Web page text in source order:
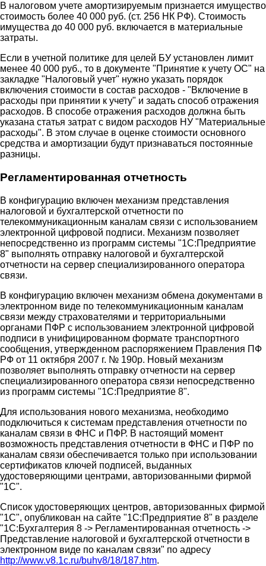
В налоговом учете амортизируемым признается имущество
стоимость более 40 000 руб. (ст. 256 НК РФ). Стоимость
имущества до 40 000 руб. включается в материальные
затраты.
Если в учетной политике для целей БУ установлен лимит
менее 40 000 руб., то в документе "Принятие к учету ОС" на
закладке "Налоговый учет" нужно указать порядок
включения стоимости в состав расходов - "Включение в
расходы при принятии к учету" и задать способ отражения
расходов. В способе отражения расходов должна быть
указана статья затрат с видом расходов НУ "Материальные
расходы". В этом случае в оценке стоимости основного
средства и амортизации будут признаваться постоянные
разницы.
Регламентированная отчетность
В конфигурацию включен механизм представления
налоговой и бухгалтерской отчетности по
телекоммуникационным каналам связи с использованием
электронной цифровой подписи. Механизм позволяет
непосредственно из программ системы "1С:Предприятие
8" выполнять отправку налоговой и бухгалтерской
отчетности на сервер специализированного оператора
связи.
В конфигурацию включен механизм обмена документами в
электронном виде по телекоммуникационным каналам
связи между страхователями и территориальными
органами ПФР с использованием электронной цифровой
подписи в унифицированном формате транспортного
сообщения, утвержденном распоряжением Правления ПФ
РФ от 11 октября 2007 г. № 190р. Новый механизм
позволяет выполнять отправку отчетности на сервер
специализированного оператора связи непосредственно
из программ системы "1С:Предприятие 8".
Для использования нового механизма, необходимо
подключиться к системам представления отчетности по
каналам связи в ФНС и ПФР. В настоящий момент
возможность представления отчетности в ФНС и ПФР по
каналам связи обеспечивается только при использовании
сертификатов ключей подписей, выданных
удостоверяющими центрами, авторизованными фирмой
"1С".
Список удостоверяющих центров, авторизованных фирмой
"1С", опубликован на сайте "1С:Предприятие 8" в разделе
"1С:Бухгалтерия 8 -> Регламентированная отчетность ->
Представление налоговой и бухгалтерской отчетности в
электронном виде по каналам связи" по адресу
http://www.v8.1c.ru/buhv8/18/187.htm.